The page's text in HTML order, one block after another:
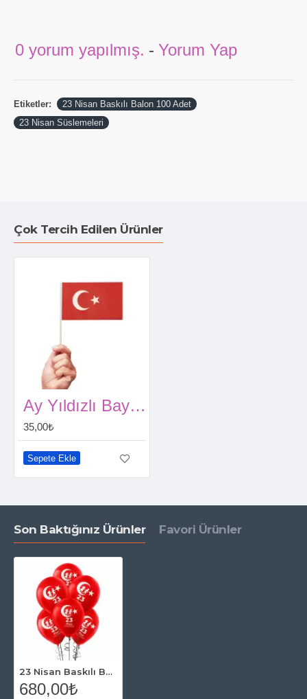
0 yorum yapılmış. - Yorum Yap
Etiketler:
23 Nisan Baskılı Balon 100 Adet
23 Nisan Süslemeleri
Çok Tercih Edilen Ürünler
Ay Yıldızlı Bayrak Çıtalı 24 cm (10 Adet)
35,00₺
Sepete Ekle
Son Baktığınız Ürünler Favori Ürünler
23 Nisan Baskılı Balon 100 Adet
680,00₺